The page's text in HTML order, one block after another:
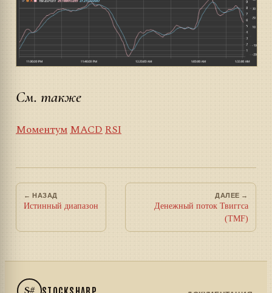
См. также
МоментумMACDRSI
← НАЗАД
Истинный диапазон
ДАЛЕЕ →
Денежный поток Твиггса
(TMF)